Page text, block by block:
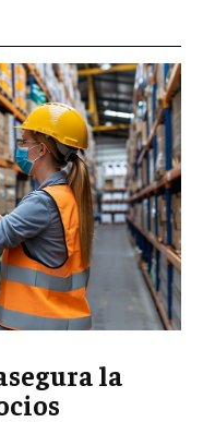
la